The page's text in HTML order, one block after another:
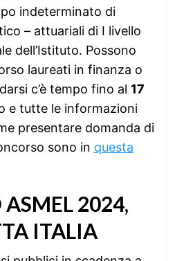
indeterminato di
– attuariali di I livello
dell’Istituto. Possono
laureati in finanza o
c’è tempo fino al 17
e tutte le informazioni
presentare domanda di
sono in questa
2024,
ITALIA